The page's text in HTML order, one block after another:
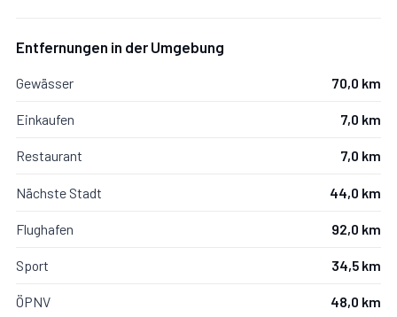
Mit Garten, Parkplatz.
Garten:
WiFi Internet, Grill, Außenbereich für das Essen
Parkplatz:
Entfernungen in der Umgebung
Gewässer 70,0 km
Einkaufen 7,0 km
Restaurant 7,0 km
Nächste Stadt 44,0 km
Flughafen 92,0 km
Sport 34,5 km
ÖPNV 48,0 km